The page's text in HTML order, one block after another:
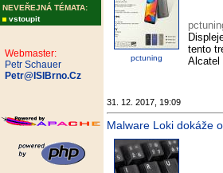
NEVEŘEJNÁ TÉMATA:
vstoupit
Webmaster:
Petr Schauer
Petr@ISIBrno.Cz
pctuning
tento
Alcatel
31. 12. 2017, 19:09
Malware Loki dokáže